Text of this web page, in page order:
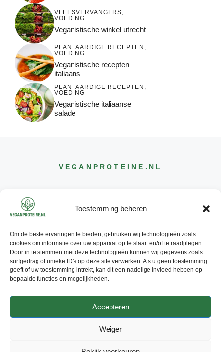
Toestemming beheren
Om de beste ervaringen te bieden, gebruiken wij technologieën zoals
cookies om informatie over uw apparaat op te slaan en/of te raadplegen.
Door in te stemmen met deze technologieën kunnen wij gegevens zoals
surfgedrag of unieke ID's op deze site verwerken. Als u geen toestemming
geeft of uw toestemming intrekt, kan dit een nadelige invloed hebben op
bepaalde functies en mogelijkheden.
Accepteren
Weiger
VLEESVERVANGERS,
VOEDING
Veganistische winkel utrecht
PLANTAARDIGE RECEPTEN ,
VOEDING
Veganistische recepten
italiaans
PLANTAARDIGE RECEPTEN ,
VOEDING
Veganistische italiaanse
salade
VEGANPROTEINE .NL
CONTACT
INFO@ VEGANPROTEINE.NL
PRIVACY POLICY
CONTACT